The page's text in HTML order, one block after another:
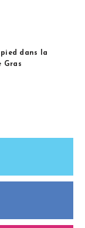
dans la
Gras